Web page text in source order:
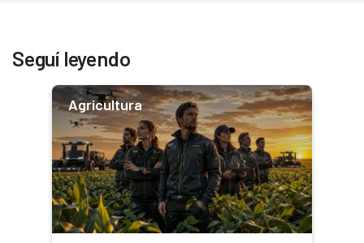
Seguí leyendo
Agricultura